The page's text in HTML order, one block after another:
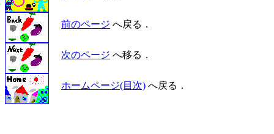
前のページ へ戻る．
次のページ へ移る．
ホームページ(目次) へ戻る．